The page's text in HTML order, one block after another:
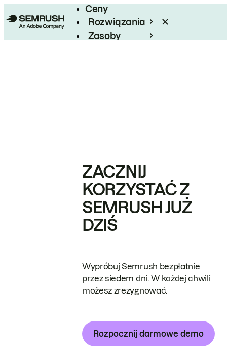
Ceny
Rozwiązania
Zasoby
ZACZNIJ
KORZYSTAĆ Z
SEMRUSH JUŻ
DZIŚ
Wypróbuj Semrush bezpłatnie
przez siedem dni. W każdej chwili
możesz zrezygnować.
Rozpocznij darmowe demo